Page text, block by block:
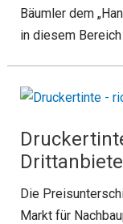
Bäumler dem
in diesem Bereich
Die
Markt für